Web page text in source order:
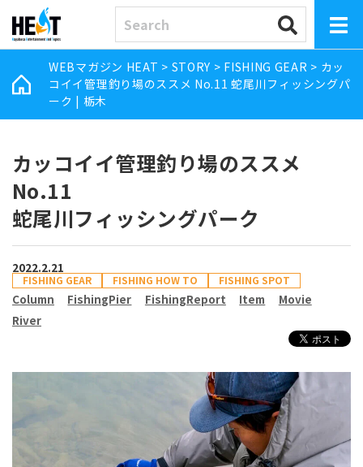
WEBマガジン HEAT > STORY > FISHING GEAR > カッ
コイイ管理釣り場のススメ No.11 蛇尾川フィッシングパ
ーク | 栃木
カッコイイ管理釣り場のススメ
No.11
蛇尾川フィッシングパーク
2022.2.21
FISHING GEAR FISHING HOW TO FISHING SPOT
Column FishingPier FishingReport Item
Movie
River